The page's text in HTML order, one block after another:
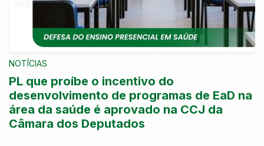
NOTÍCIAS
PL que proíbe o incentivo do
desenvolvimento de programas de EaD na
área da saúde é aprovado na CCJ da
Câmara dos Deputados